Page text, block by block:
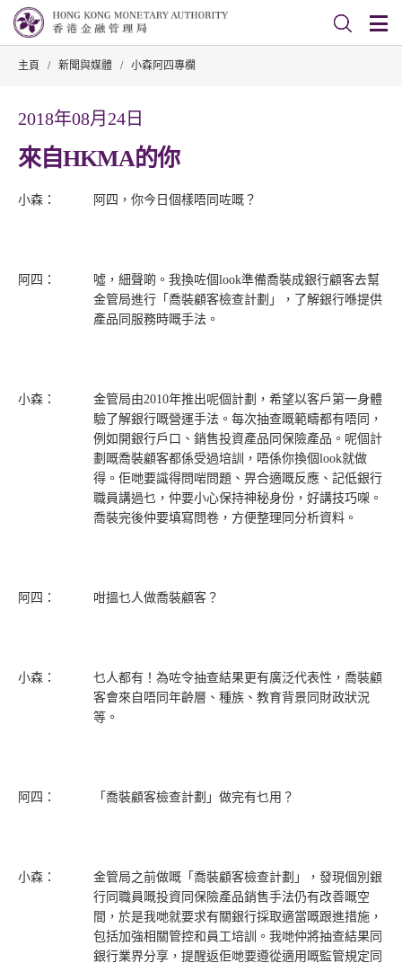
主頁 / 新聞與媒體 / 小森阿四專欄
2018年08月24日
來自HKMA的你
小森： 阿四，你今日個樣唔同咗嘅？
阿四：
噓，細聲啲。我換咗個look準備喬裝成銀行顧客去幫
金管局進行「喬裝顧客檢查計劃」，了解銀行喺提供
產品同服務時嘅手法。
小森：
金管局由2010年推出呢個計劃，希望以客戶第一身體
驗了解銀行嘅營運手法。每次抽查嘅範疇都有唔同，
例如開銀行戶口、銷售投資產品同保險產品。呢個計
劃嘅喬裝顧客都係受過培訓，唔係你換個look就做
得。佢哋要識得問啱問題、畀合適嘅反應、記低銀行
職員講過乜，仲要小心保持神秘身份，好講技巧㗎。
喬裝完後仲要填寫問卷，方便整理同分析資料。
阿四： 咁搵乜人做喬裝顧客？
小森：
乜人都有！為咗令抽查結果更有廣泛代表性，喬裝顧
客會來自唔同年齡層、種族、教育背景同財政狀況
等。
阿四： 「喬裝顧客檢查計劃」做完有乜用？
小森：
金管局之前做嘅「喬裝顧客檢查計劃」，發現個別銀
行同職員嘅投資同保險產品銷售手法仍有改善嘅空
間，於是我哋就要求有關銀行採取適當嘅跟進措施，
包括加強相關管控和員工培訓。我哋仲將抽查結果同
銀行業界分享，提醒返佢哋要遵從適用嘅監管規定同